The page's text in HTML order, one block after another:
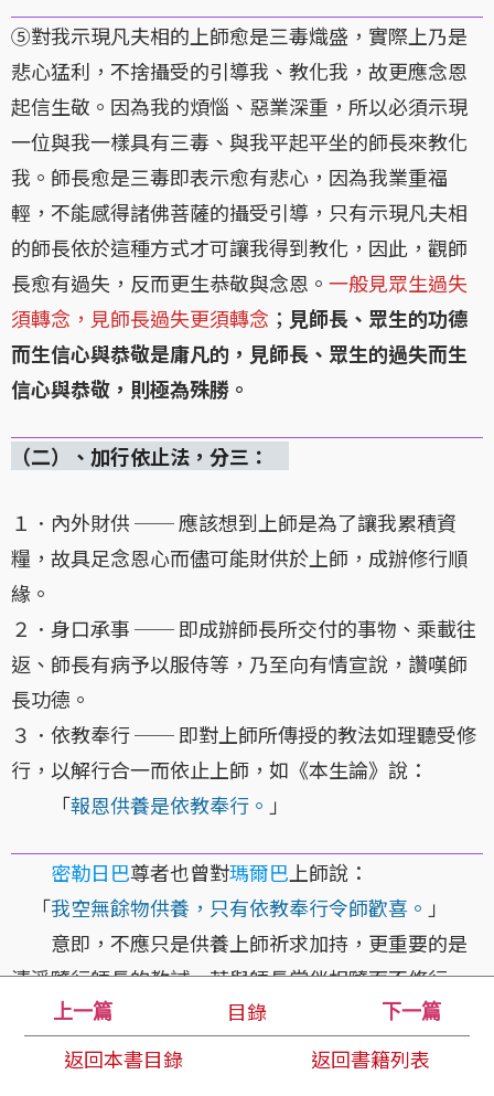
上一篇 目錄 下一篇
返回本書目錄 返回書籍列表
⑤對我示現凡夫相的上師愈是三毒熾盛，實際上乃是
悲心猛利，不捨攝受的引導我、教化我，故更應念恩
起信生敬。因為我的煩惱、惡業深重，所以必須示現
一位與我一樣具有三毒、與我平起平坐的師長來教化
我。師長愈是三毒即表示愈有悲心，因為我業重福
輕，不能感得諸佛菩薩的攝受引導，只有示現凡夫相
的師長依於這種方式才可讓我得到教化，因此，觀師
長愈有過失，反而更生恭敬與念恩。 一般見眾生過失
須轉念，見師長過失更須轉念 ； 見師長、眾生的功德
而生信心與恭敬是庸凡的，見師長、眾生的過失而生
信心與恭敬，則極為殊勝。
（二）、加行依止法，分三：
１．內外財供 ── 應該想到上師是為了讓我累積資
糧，故具足念恩心而儘可能財供於上師，成辦修行順
緣。
２．身口承事 ── 即成辦師長所交付的事物、乘載往
返、師長有病予以服侍等，乃至向有情宣說，讚嘆師
長功德。
３．依教奉行 ── 即對上師所傳授的教法如理聽受修
行，以解行合一而依止上師，如《本生論》說：
「報恩供養是依教奉行。 」
密勒日巴尊者也曾對瑪爾巴 上師說：
「我空無餘物供養，只有依教奉行令師歡喜。 」
意即，不應只是供養上師祈求加持，更重要的是
清淨隨行師長的教誡。若與師長常伴相隨而不修行，
意義不大；反之，未與師長相隨卻能如理修行則更具
意義，堪稱為如法具相的依師之理。